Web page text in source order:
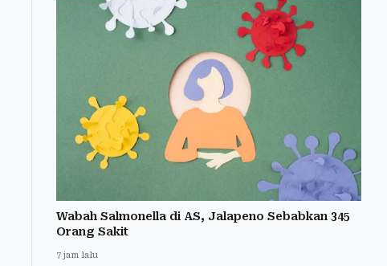
Wabah Salmonella di AS, Jalapeno Sebabkan 345
Orang Sakit
7 jam lalu